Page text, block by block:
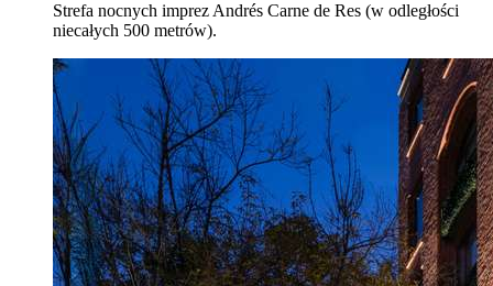
Strefa nocnych imprez Andrés Carne de Res (w odległości
niecałych 500 metrów).